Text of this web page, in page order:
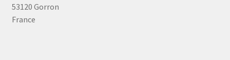
53120 Gorron
France